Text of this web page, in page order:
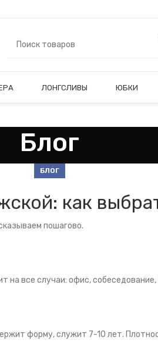
ЛОНГСЛИВЫ ЮБКИ
Блог
БЛОГ
как
пошагово.
все случаи: офис,
форму, служит 7-10 лет.